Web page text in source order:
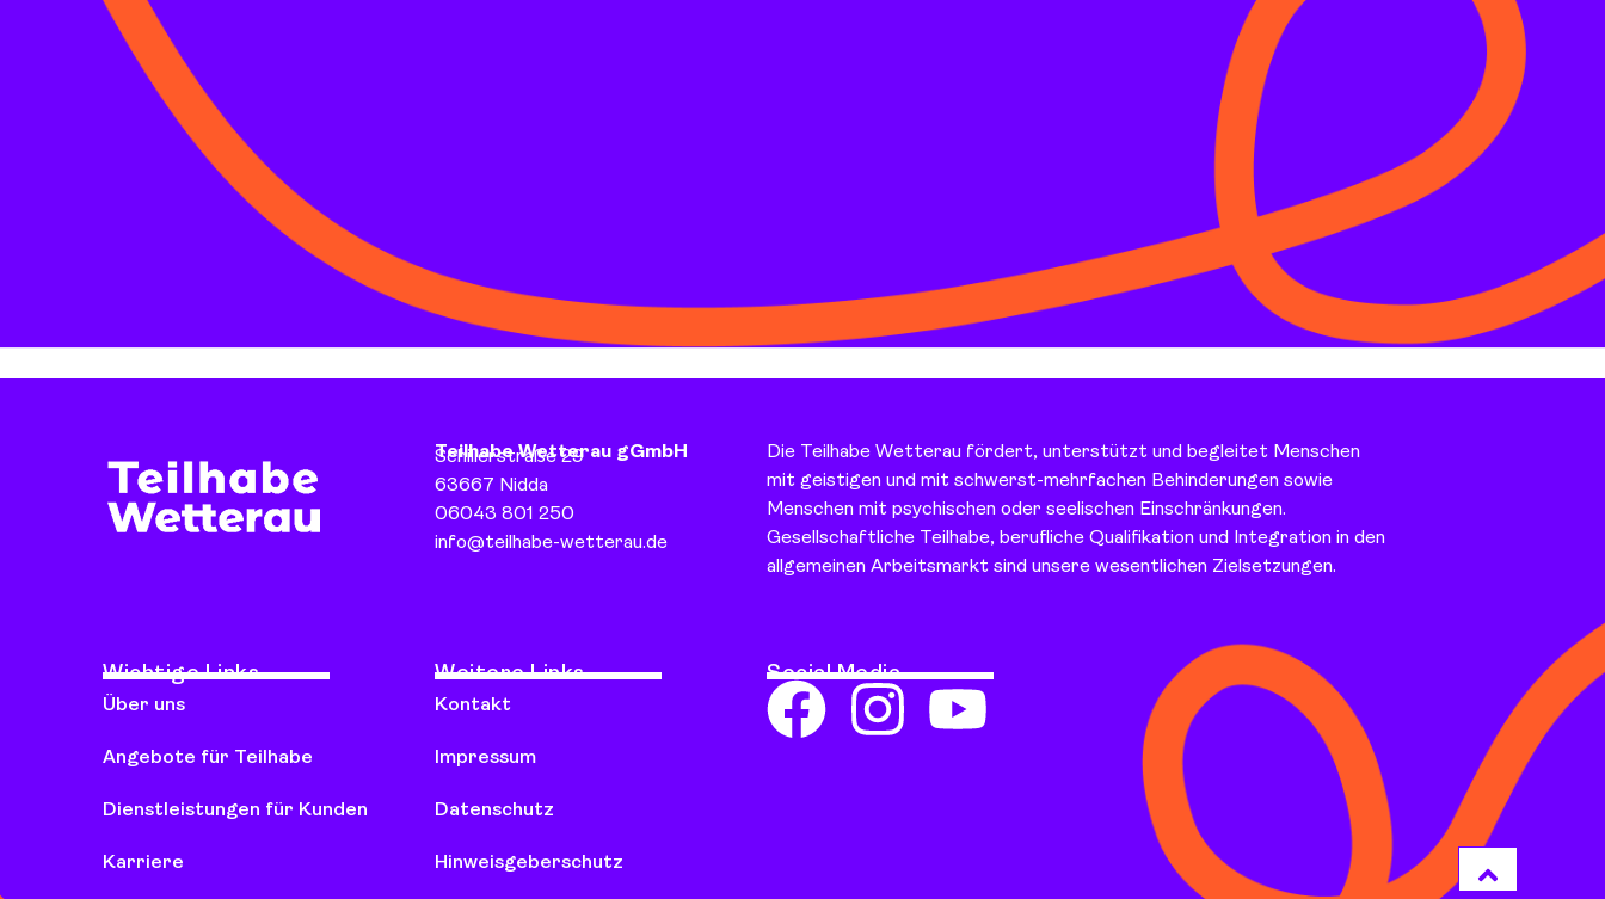
Teilhabe Wetterau gGmbH
Schillerstraße 29
63667 Nidda
06043 801 250
info@teilhabe-wetterau.de
Die Teilhabe Wetterau fördert, unterstützt und begleitet Menschen
mit geistigen und mit schwerst-mehrfachen Behinderungen sowie
Menschen mit psychischen oder seelischen Einschränkungen.
Gesellschaftliche Teilhabe, berufliche Qualifikation und Integration in den
allgemeinen Arbeitsmarkt sind unsere wesentlichen Zielsetzungen.
Wichtige Links
Über uns
Angebote für Teilhabe
Dienstleistungen für Kunden
Karriere
Weitere Links
Kontakt
Impressum
Datenschutz
Hinweisgeberschutz
Social Media